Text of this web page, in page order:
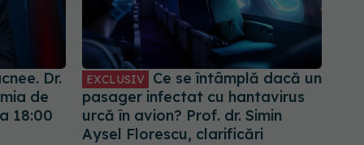
Dr.
de
18:00
EXCLUSIV
Ce se întâmplă dacă un
pasager infectat cu hantavirus
urcă în avion? Prof. dr. Simin
Aysel Florescu, clarificări